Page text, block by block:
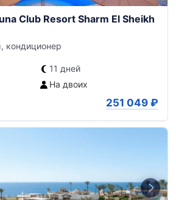
Club Resort Sharm El Sheikh
кондиционер
11 дней
На двоих
251 049 ₽